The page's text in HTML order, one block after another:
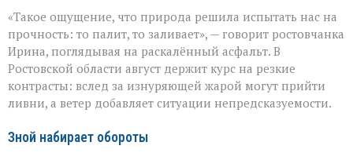
на
Дону:
между
зноем
и
грозами
«Такое ощущение, что природа решила испытать нас на
прочность: то палит, то заливает», — говорит ростовчанка
Ирина, поглядывая на раскалённый асфальт. В
Ростовской области август держит курс на резкие
контрасты: вслед за изнуряющей жарой могут прийти
ливни, а ветер добавляет ситуации непредсказуемости.
Зной набирает обороты